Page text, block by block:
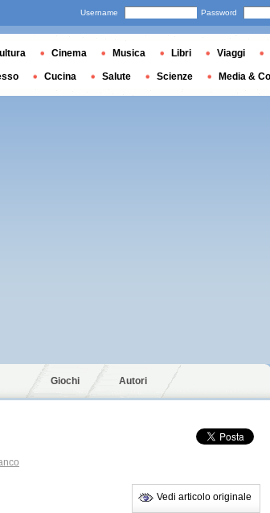
Giochi Autori
Vedi articolo originale
Username Password
Cinema Musica Libri Viaggi
Cucina Salute Scienze Media & Co